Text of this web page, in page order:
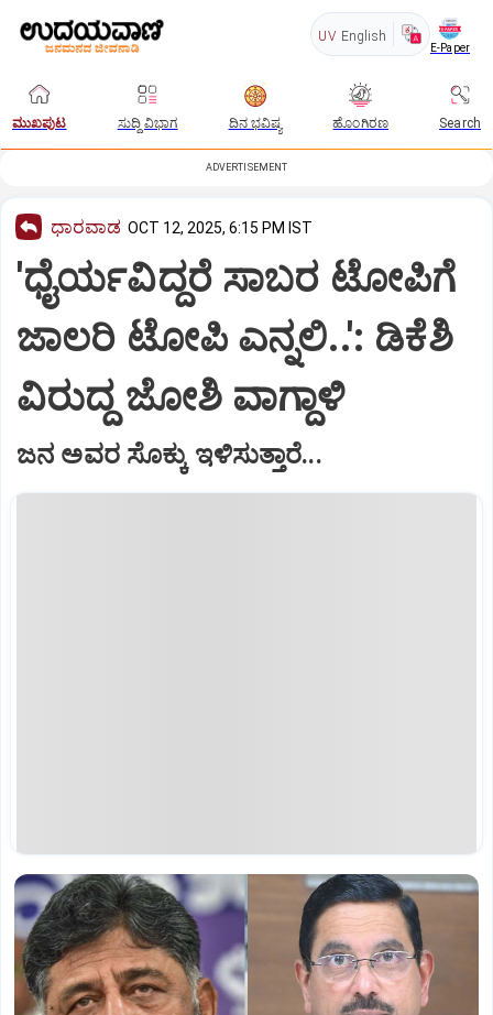
UV English
E-Paper
ಮುಖಪುಟ ಸುದ್ದಿ ವಿಭಾಗ ದಿನ ಭವಿಷ್ಯ ಹೊಂಗಿರಣ Search
ADVERTISEMENT
ಧಾರವಾಡ OCT 12, 2025, 6:15 PM IST
'ಧೈರ್ಯವಿದ್ದರೆ ಸಾಬರ ಟೋಪಿಗೆ
ಜಾಲರಿ ಟೋಪಿ ಎನ್ನಲಿ..': ಡಿಕೆಶಿ
ವಿರುದ್ದ ಜೋಶಿ ವಾಗ್ದಾಳಿ
ಜನ ಅವರ ಸೊಕ್ಕು ಇಳಿಸುತ್ತಾರೆ...